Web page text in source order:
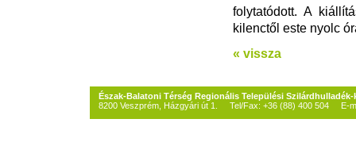
folytatódott. A
kilenctől este nyolc
« vissza
Észak-Balatoni Térség Regionális Települési
8200 Veszprém, Házgyári út 1. Tel/Fax: +36 (88) 400 504
E-